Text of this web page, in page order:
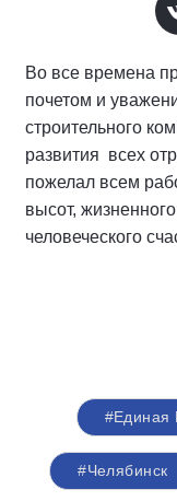
Во все времена
почетом и
строительного
развития всех
пожелал всем
высот,
человеческого
#Единая
#Челябинск